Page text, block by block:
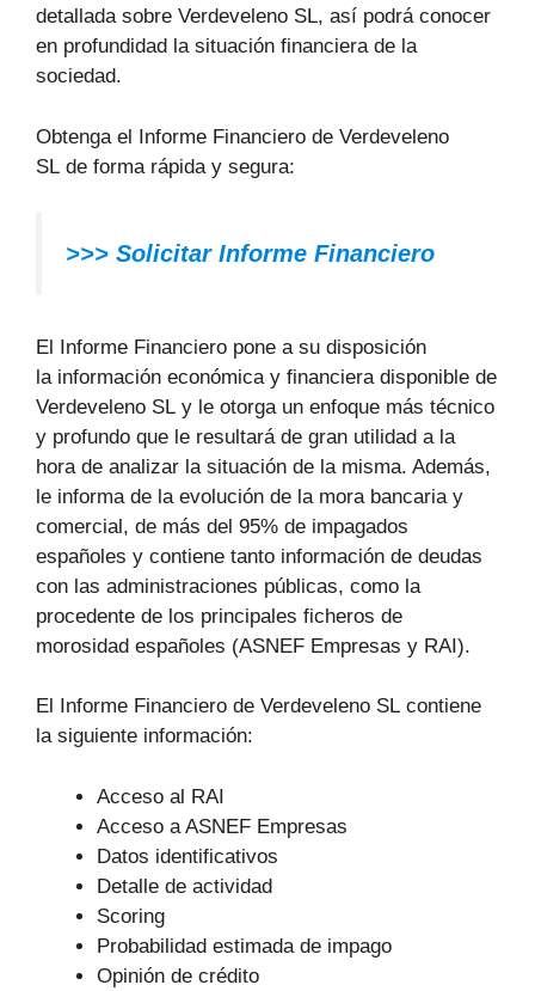
detallada sobre Verdeveleno SL, así podrá conocer
en profundidad la situación financiera de la
sociedad.
Obtenga el Informe Financiero de Verdeveleno
SL de forma rápida y segura:
>>> Solicitar Informe Financiero
El Informe Financiero pone a su disposición
la información económica y financiera disponible de
Verdeveleno SL y le otorga un enfoque más técnico
y profundo que le resultará de gran utilidad a la
hora de analizar la situación de la misma. Además,
le informa de la evolución de la mora bancaria y
comercial, de más del 95% de impagados
españoles y contiene tanto información de deudas
con las administraciones públicas, como la
procedente de los principales ficheros de
morosidad españoles (ASNEF Empresas y RAI).
El Informe Financiero de Verdeveleno SL contiene
la siguiente información:
Acceso al RAI
Acceso a ASNEF Empresas
Datos identificativos
Detalle de actividad
Scoring
Probabilidad estimada de impago
Opinión de crédito